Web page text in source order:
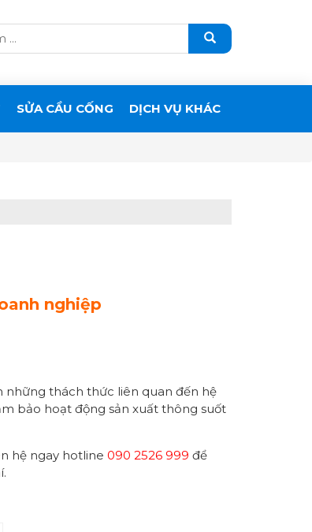
SỬA CẦU CỐNG DỊCH VỤ KHÁC
nghiệp
những thách thức liên quan đến hệ
bảo hoạt động sản xuất thông suốt
hệ ngay hotline 090 2526 999 để